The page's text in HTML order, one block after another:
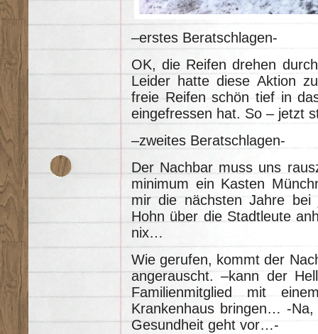
–erstes Beratschlagen-
OK, die Reifen drehen
Leider hatte diese Aktion
freie Reifen schön tief in
eingefressen hat. So – jetzt
–zweites Beratschlagen-
Der Nachbar muss uns
minimum ein Kasten
mir die nächsten Jahre bei
Hohn über die Stadtleute
nix…
Wie gerufen, kommt der
angerauscht. –kann der
Familienmitglied mit
Krankenhaus bringen… -
Gesundheit geht vor…-